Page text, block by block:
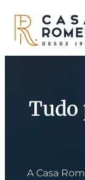
Tudo
A Casa